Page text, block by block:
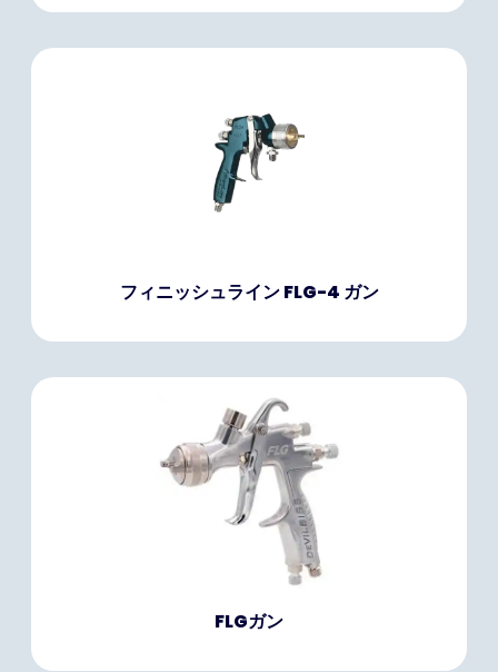
フィニッシュライン FLG-4 ガン
FLGガン